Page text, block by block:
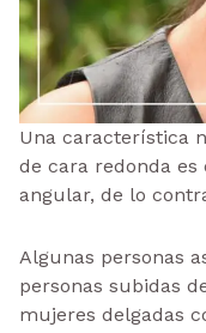
Una característica
de cara redonda
angular, de lo
Algunas personas
personas subidas
mujeres delgadas